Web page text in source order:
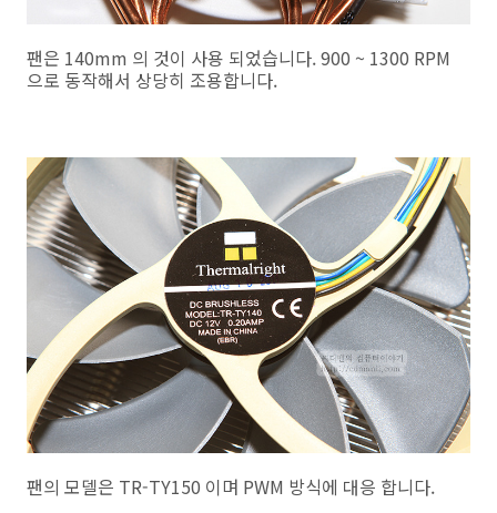
팬은 140mm 의 것이 사용 되었습니다. 900 ~ 1300 RPM
으로 동작해서 상당히 조용합니다.
팬의 모델은 TR-TY150 이며 PWM 방식에 대응 합니다.